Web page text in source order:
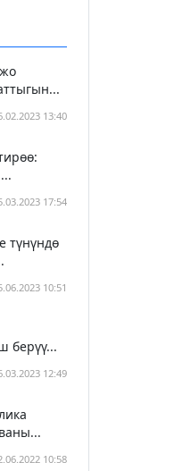
13:40
17:54
түнүндө
10:51
берүү...
12:49
10:58